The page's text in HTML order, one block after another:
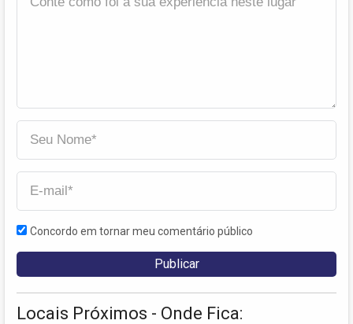
Concordo em tornar meu comentário público
Locais Próximos - Onde Fica: